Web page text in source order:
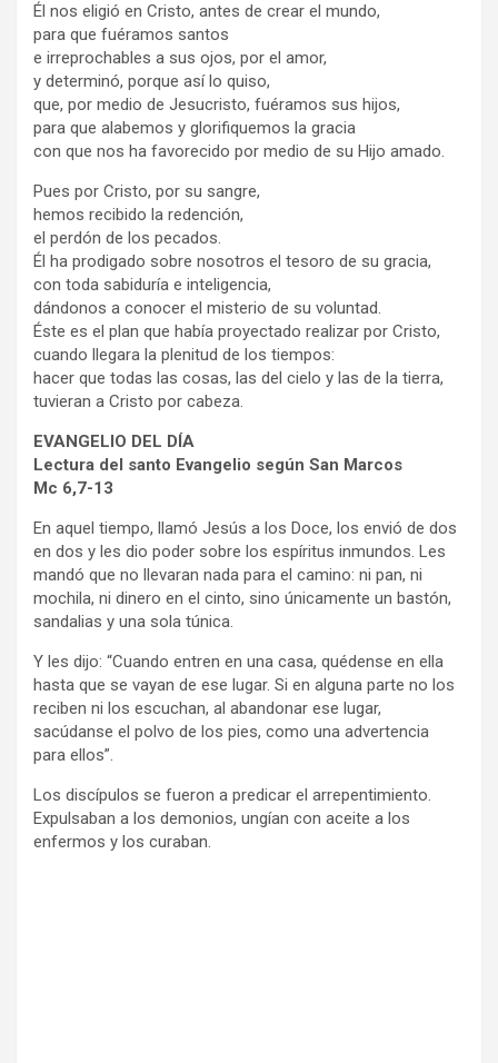
Él nos eligió en Cristo, antes de crear el mundo,
para que fuéramos santos
e irreprochables a sus ojos, por el amor,
y determinó, porque así lo quiso,
que, por medio de Jesucristo, fuéramos sus hijos,
para que alabemos y glorifiquemos la gracia
con que nos ha favorecido por medio de su Hijo amado.
Pues por Cristo, por su sangre,
hemos recibido la redención,
el perdón de los pecados.
Él ha prodigado sobre nosotros el tesoro de su gracia,
con toda sabiduría e inteligencia,
dándonos a conocer el misterio de su voluntad.
Éste es el plan que había proyectado realizar por Cristo,
cuando llegara la plenitud de los tiempos:
hacer que todas las cosas, las del cielo y las de la tierra,
tuvieran a Cristo por cabeza.
EVANGELIO DEL DÍA
Lectura del santo Evangelio según San Marcos
Mc 6,7-13
En aquel tiempo, llamó Jesús a los Doce, los envió de dos
en dos y les dio poder sobre los espíritus inmundos. Les
mandó que no llevaran nada para el camino: ni pan, ni
mochila, ni dinero en el cinto, sino únicamente un bastón,
sandalias y una sola túnica.
Y les dijo: “Cuando entren en una casa, quédense en ella
hasta que se vayan de ese lugar. Si en alguna parte no los
reciben ni los escuchan, al abandonar ese lugar,
sacúdanse el polvo de los pies, como una advertencia
para ellos”.
Los discípulos se fueron a predicar el arrepentimiento.
Expulsaban a los demonios, ungían con aceite a los
enfermos y los curaban.